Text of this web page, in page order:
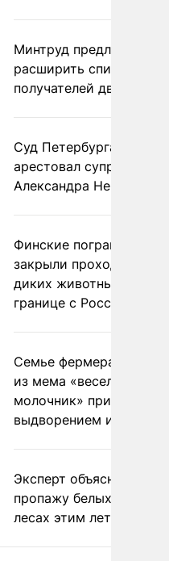
Минтруд предложил
расширить список
получателей двух
Суд Петербурга заочно
арестовал супругу
Александра Невзорова
Финские пограничники
закрыли проходы для
диких животных на
границе с Россией
Семье фермера
из мема «веселый
молочник» пригрозили
выдворением из
Эксперт объяснил
пропажу белых грибов
лесах этим летом